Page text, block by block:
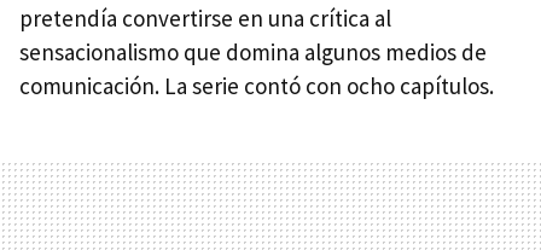
pretendía convertirse en una crítica al
sensacionalismo que domina algunos medios de
comunicación. La serie contó con ocho capítulos.